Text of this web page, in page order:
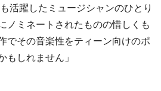
活躍したミュージシャンのひとり
ノミネートされたものの惜しくも
でその音楽性をティーン向けのポ
もしれません」